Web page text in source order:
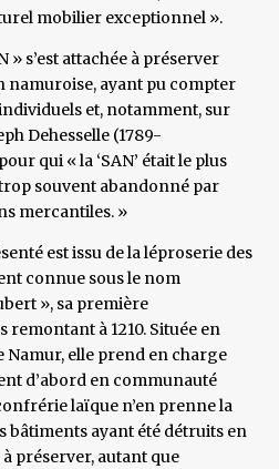
mobilier exceptionnel ».
» s’est attachée à préserver
namuroise, ayant pu compter
et, notamment, sur
Dehesselle (1789-
qui « la ‘SAN’ était le plus
souvent abandonné par
mercantiles. »
est issu de la léproserie des
connue sous le nom
», sa première
à 1210. Située en
Namur, elle prend en charge
d’abord en communauté
laïque n’en prenne la
bâtiments ayant été détruits en
à préserver, autant que